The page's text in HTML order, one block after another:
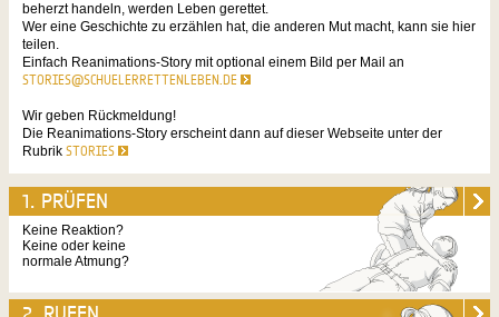
beherzt handeln, werden Leben gerettet.
Wer eine Geschichte zu erzählen hat, die anderen Mut macht, kann sie hier
teilen.
Einfach Reanimations-Story mit optional einem Bild per Mail an
STORIES@SCHUELERRETTENLEBEN.DE
Wir geben Rückmeldung!
Die Reanimations-Story erscheint dann auf dieser Webseite unter der
Rubrik STORIES
Keine Reaktion?
Keine oder keine
normale Atmung?
1. PRÜFEN